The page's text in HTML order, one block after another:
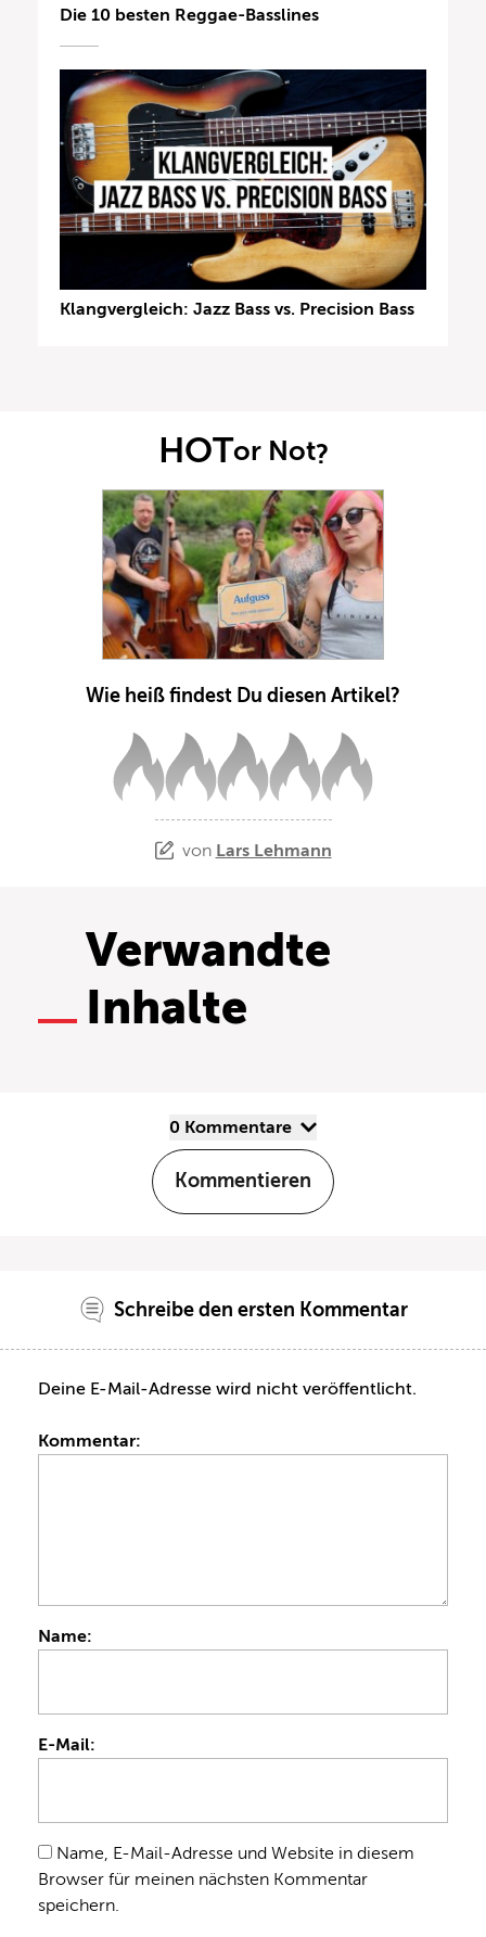
Die 10 besten Reggae-Basslines
Klangvergleich: Jazz Bass vs. Precision Bass
HOTor Not?
Wie heiß findest Du diesen Artikel?
von Lars Lehmann
Verwandte
Inhalte
0 Kommentare
Kommentieren
Schreibe den ersten Kommentar
Deine E-Mail-Adresse wird nicht veröffentlicht.
Kommentar:
Name:
E-Mail:
Name, E-Mail-Adresse und Website in diesem
Browser für meinen nächsten Kommentar
speichern.